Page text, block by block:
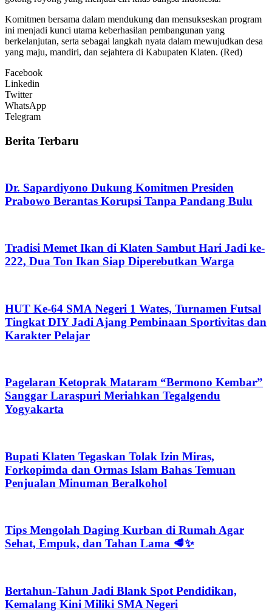
Komitmen bersama dalam mendukung dan mensukseskan program
ini menjadi kunci utama keberhasilan pembangunan yang
berkelanjutan, serta sebagai langkah nyata dalam mewujudkan desa
yang maju, mandiri, dan sejahtera di Kabupaten Klaten. (Red)
Facebook
Linkedin
Twitter
WhatsApp
Telegram
Berita Terbaru
Dr. Sapardiyono Dukung Komitmen Presiden
Prabowo Berantas Korupsi Tanpa Pandang Bulu
Tradisi Memet Ikan di Klaten Sambut Hari Jadi ke-
222, Dua Ton Ikan Siap Diperebutkan Warga
HUT Ke-64 SMA Negeri 1 Wates, Turnamen Futsal
Tingkat DIY Jadi Ajang Pembinaan Sportivitas dan
Karakter Pelajar
Pagelaran Ketoprak Mataram “Bermono Kembar”
Sanggar Laraspuri Meriahkan Tegalgendu
Yogyakarta
Bupati Klaten Tegaskan Tolak Izin Miras,
Forkopimda dan Ormas Islam Bahas Temuan
Penjualan Minuman Beralkohol
Tips Mengolah Daging Kurban di Rumah Agar
Sehat, Empuk, dan Tahan Lama 🥩✨
Bertahun-Tahun Jadi Blank Spot Pendidikan,
Kemalang Kini Miliki SMA Negeri